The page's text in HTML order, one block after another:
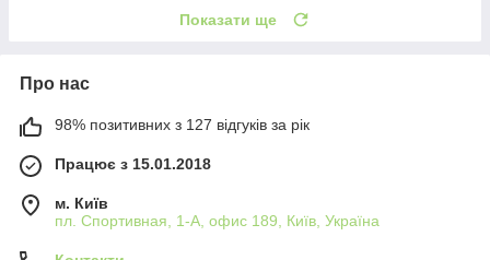
Показати ще
Про нас
98% позитивних з 127 відгуків за рік
Працює з 15.01.2018
м. Київ
пл. Спортивная, 1-А, офис 189, Київ, Україна